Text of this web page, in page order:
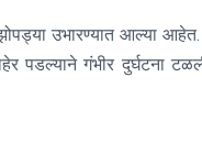
झोपड्या उभारण्यात आल्या
पडल्याने गंभीर दुर्घटना